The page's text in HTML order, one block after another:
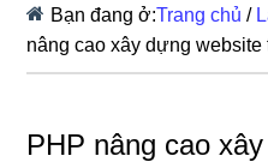
Bạn đang ở:Trang chủ /
nâng cao xây dựng
PHP nâng cao